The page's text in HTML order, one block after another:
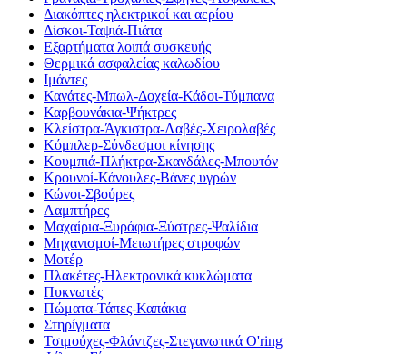
Διακόπτες ηλεκτρικοί και αερίου
Δίσκοι-Ταψιά-Πιάτα
Εξαρτήματα λοιπά συσκευής
Θερμικά ασφαλείας καλωδίου
Ιμάντες
Κανάτες-Μπωλ-Δοχεία-Κάδοι-Τύμπανα
Καρβουνάκια-Ψήκτρες
Κλείστρα-Άγκιστρα-Λαβές-Χειρολαβές
Κόμπλερ-Σύνδεσμοι κίνησης
Κουμπιά-Πλήκτρα-Σκανδάλες-Μπουτόν
Κρουνοί-Κάνουλες-Βάνες υγρών
Κώνοι-Σβούρες
Λαμπτήρες
Μαχαίρια-Ξυράφια-Ξύστρες-Ψαλίδια
Μηχανισμοί-Μειωτήρες στροφών
Μοτέρ
Πλακέτες-Ηλεκτρονικά κυκλώματα
Πυκνωτές
Πώματα-Τάπες-Καπάκια
Στηρίγματα
Τσιμούχες-Φλάντζες-Στεγανωτικά O'ring